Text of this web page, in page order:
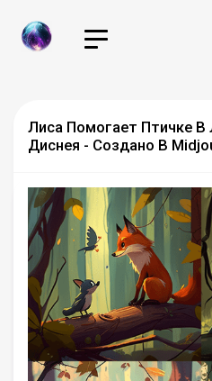
Лиса Помогает Птичке В
Диснея - Создано В